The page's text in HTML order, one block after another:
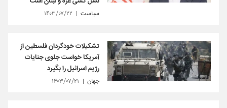
سیاست ۱۴۰۳/۰۷/۲۲
تشکیلات خودگردان فلسطین از
آمریکا خواست جلوی جنایات
رژیم اسرائیل را بگیرد
جهان ۱۴۰۳/۰۷/۲۱